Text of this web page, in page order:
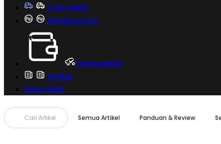
Cari Mobil
Pembiayaan
MoInspeksi
Artikel
Sewa Milik
Cari Artikel Semua Artikel Panduan & Review